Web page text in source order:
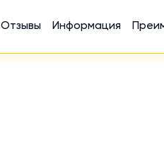
Отзывы Информация